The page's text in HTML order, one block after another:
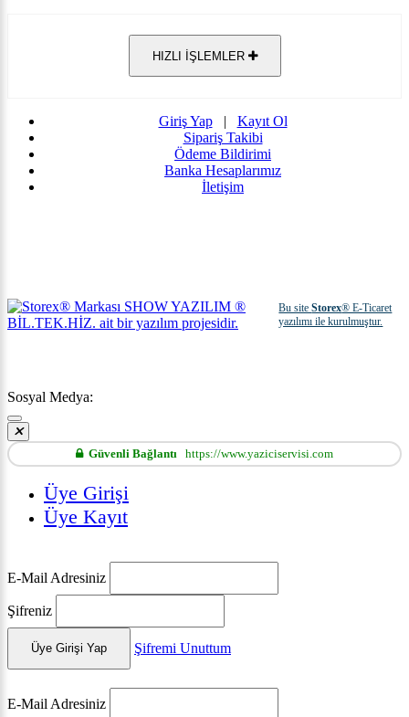
HIZLI İŞLEMLER
Giriş Yap| Kayıt Ol
Sipariş Takibi
Ödeme Bildirimi
Banka Hesaplarımız
İletişim
Bu siteStorex® E-Ticaret
yazılımı ile kurulmuştur.
Sosyal Medya:
Güvenli Bağlantı https://www.yaziciservisi.com
Üye Girişi
Üye Kayıt
E-Mail Adresiniz
Şifreniz
Üye Girişi Yap Şifremi Unuttum
E-Mail Adresiniz